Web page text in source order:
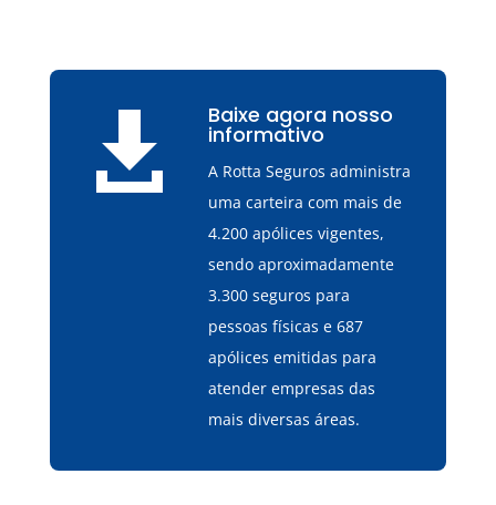
 Baixe agora nosso
informativo
A Rotta Seguros administra
uma carteira com mais de
4.200 apólices vigentes,
sendo aproximadamente
3.300 seguros para
pessoas físicas e 687
apólices emitidas para
atender empresas das
mais diversas áreas.